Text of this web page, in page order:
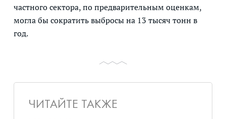
частного сектора, по предварительным оценкам,
могла бы сократить выбросы на 13 тысяч тонн в
год.
ЧИТАЙТЕ ТАКЖЕ